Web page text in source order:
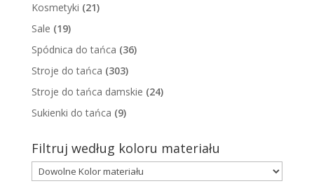
Kosmetyki (21)
Sale (19)
Spódnica do tańca (36)
Stroje do tańca (303)
Stroje do tańca damskie (24)
Sukienki do tańca (9)
Filtruj według koloru materiału